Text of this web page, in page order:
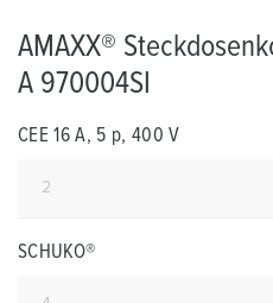
AMAXX®
A 970004SI
CEE 16 A, 5 p, 400 V
SCHUKO®